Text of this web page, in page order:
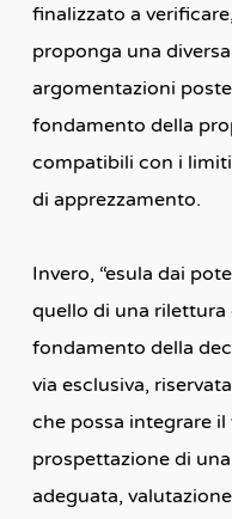
finalizzato a
proponga una
argomentazioni
fondamento della
compatibili con i
di apprezzamento.
Invero, “esula dai
quello di una
fondamento della
via esclusiva,
che possa integrare il
prospettazione di
adeguata,